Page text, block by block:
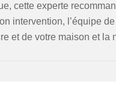
cette experte
intervention, l’équipe
et de votre maison et la